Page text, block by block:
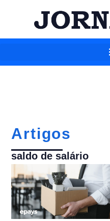
Artigos
saldo de salário